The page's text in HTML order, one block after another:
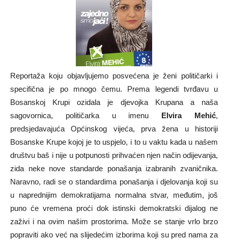
Reportaža koju objavljujemo posvećena je ženi političarki i
specifična je po mnogo čemu. Prema legendi tvrđavu u
Bosanskoj Krupi ozidala je djevojka Krupana a naša
sagovornica, političarka u imenu Elvira Mehić,
predsjedavajuća Općinskog vijeća, prva žena u historiji
Bosanske Krupe kojoj je to uspjelo, i to u vaktu kada u našem
društvu baš i nije u potpunosti prihvaćen njen način odijevanja,
zida neke nove standarde ponašanja izabranih zvaničnika.
Naravno, radi se o standardima ponašanja i djelovanja koji su
u naprednijim demokratijama normalna stvar, međutim, još
puno će vremena proći dok istinski demokratski dijalog ne
zaživi i na ovim našim prostorima. Može se stanje vrlo brzo
popraviti ako već na slijedećim izborima koji su pred nama za